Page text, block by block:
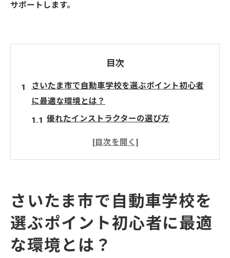
サポートします。
目次
さいたま市で自動車学校を選ぶポイント初心者
に最適な環境とは？
優れたインストラクターの選び方
初心者向け施設の特徴
コストパフォーマンスの比較
安心して通えるさいたま市の自動車学校運転初
心者向けプログラム
さいたま市で自動車学校を
選ぶポイント初心者に最適
な環境とは？